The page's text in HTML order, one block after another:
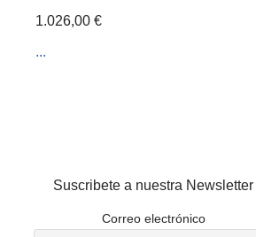
1.026,00€
...
Suscribete a nuestra Newsletter
Correo electrónico